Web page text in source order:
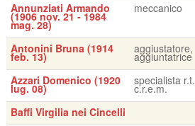
Annunziati Armando
(1906 nov. 21 - 1984
mag. 28)
meccanico
Antonini Bruna (1914
feb. 13)
aggiustatore,
aggiuntatrice
Azzari Domenico (1920
lug. 08)
specialista r.t.
c.r.e.m.
Baffi Virgilia nei Cincelli